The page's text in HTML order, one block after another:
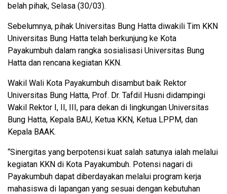
belah pihak, Selasa (30/03).
Sebelumnya, pihak Universitas Bung Hatta diwakili Tim KKN
Universitas Bung Hatta telah berkunjung ke Kota
Payakumbuh dalam rangka sosialisasi Universitas Bung
Hatta dan rencana kegiatan KKN.
Wakil Wali Kota Payakumbuh disambut baik Rektor
Universitas Bung Hatta, Prof. Dr. Tafdil Husni didampingi
Wakil Rektor I, II, III, para dekan di lingkungan Universitas
Bung Hatta, Kepala BAU, Ketua KKN, Ketua LPPM, dan
Kepala BAAK.
“Sinergitas yang berpotensi kuat salah satunya ialah melalui
kegiatan KKN di Kota Payakumbuh. Potensi nagari di
Payakumbuh dapat diberdayakan melalui program kerja
mahasiswa di lapangan yang sesuai dengan kebutuhan